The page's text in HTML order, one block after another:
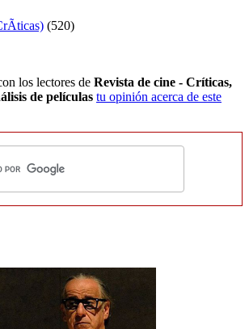
(520)
los lectores de Revista de cine - Críticas,
de películas tu opinión acerca de este